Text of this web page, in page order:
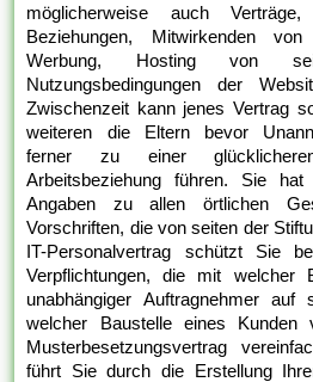
möglicherweise auch
Beziehungen, Mitwirkenden
Werbung, Hosting von
Nutzungsbedingungen der
Zwischenzeit kann jenes Vertrag
weiteren die Eltern bevor
ferner zu einer
Arbeitsbeziehung führen. Sie
Angaben zu allen örtlichen
Vorschriften, die von seiten der
IT-Personalvertrag schützt Sie
Verpflichtungen, die mit welcher
unabhängiger Auftragnehmer auf
welcher Baustelle eines Kunden
Musterbesetzungsvertrag
führt Sie durch die Erstellung